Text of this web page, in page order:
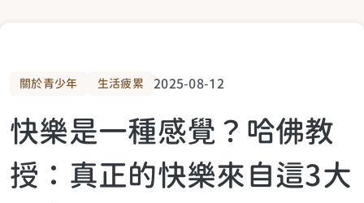
生活提案
關於青少年
關於青少年 生活疲累 2025-08-12
快樂是一種感覺？哈佛教
授：真正的快樂來自這3大